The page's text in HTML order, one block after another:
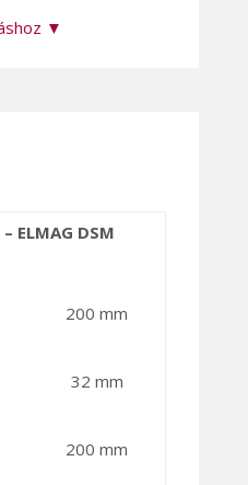
▼
ELMAG DSM
200 mm
32 mm
200 mm